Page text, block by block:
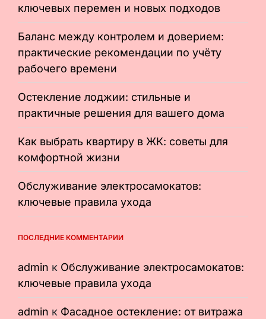
ключевых перемен и новых подходов
Баланс между контролем и доверием:
практические рекомендации по учёту
рабочего времени
Остекление лоджии: стильные и
практичные решения для вашего дома
Как выбрать квартиру в ЖК: советы для
комфортной жизни
Обслуживание электросамокатов:
ключевые правила ухода
ПОСЛЕДНИЕ КОММЕНТАРИИ
admin к Обслуживание электросамокатов:
ключевые правила ухода
admin к Фасадное остекление: от витража